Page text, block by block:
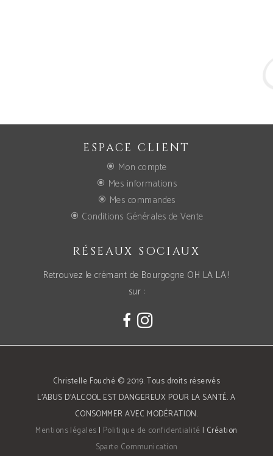
ESPACE CLIENT
Mon compte
Mes informations
Mes commandes
Conditions Générales de Vente
RÉSEAUX SOCIAUX
Retrouvez le crémant de Bourgogne OH LA LA !
sur :
Christelle Fouché © 2019. Tous droits réservés
L’ABUS D’ALCOOL EST DANGEREUX POUR LA SANTÉ. A
CONSOMMER AVEC MODÉRATION.
Mentions légales | Politique de confidentialité | Création
Sparte Communication